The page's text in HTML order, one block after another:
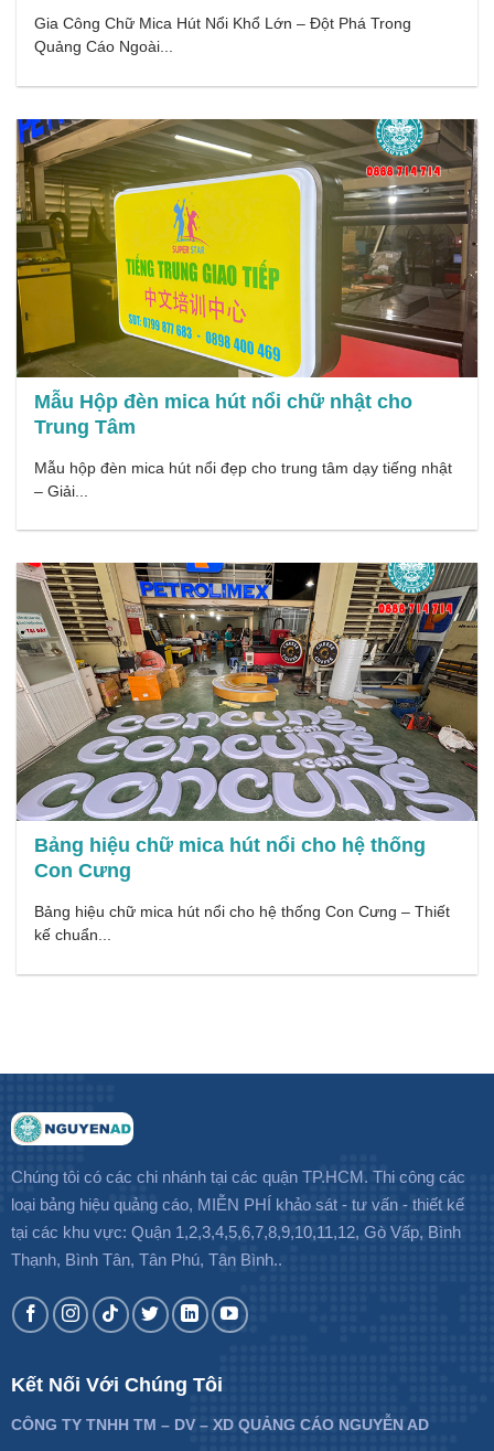
Gia Công Chữ Mica Hút Nổi Khổ Lớn – Đột Phá Trong
Quảng Cáo Ngoài...
Mẫu Hộp đèn mica hút nổi chữ nhật cho
Trung Tâm
Mẫu hộp đèn mica hút nổi đẹp cho trung tâm dạy tiếng nhật
– Giải...
Bảng hiệu chữ mica hút nổi cho hệ thống
Con Cưng
Bảng hiệu chữ mica hút nổi cho hệ thống Con Cưng – Thiết
kế chuẩn...
Chúng tôi có các chi nhánh tại các quận TP.HCM. Thi công các
loại bảng hiệu quảng cáo, MIỄN PHÍ khảo sát - tư vấn - thiết kế
tại các khu vực: Quận 1,2,3,4,5,6,7,8,9,10,11,12, Gò Vấp, Bình
Thạnh, Bình Tân, Tân Phú, Tân Bình..
Kết Nối Với Chúng Tôi
CÔNG TY TNHH TM – DV – XD QUẢNG CÁO NGUYỄN AD